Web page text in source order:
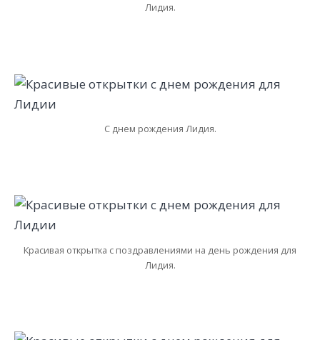
Лидия.
С днем рождения Лидия.
Красивая открытка с поздравлениями на день рождения для
Лидия.